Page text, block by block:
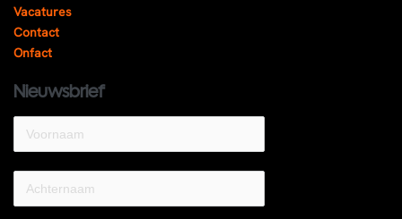
Vacatures
Contact
Onfact
Nieuwsbrief